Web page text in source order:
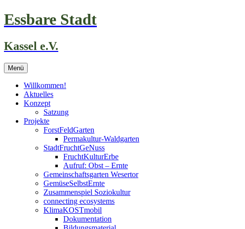
Zum
Inhalt
Essbare Stadt
Kassel e.V.
Menü
Willkommen!
Aktuelles
Konzept
Satzung
Projekte
ForstFeldGarten
Permakultur-Waldgarten
StadtFruchtGeNuss
FruchtKulturErbe
Aufruf: Obst – Ernte
Gemeinschaftsgarten Wesertor
GemüseSelbstErnte
Zusammenspiel Soziokultur
connecting ecosystems
KlimaKOSTmobil
Dokumentation